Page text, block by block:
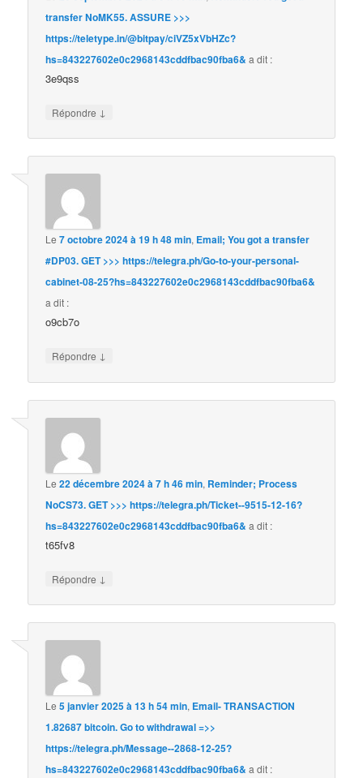
transfer NoMK55. ASSURE >>>
https://teletype.in/@bitpay/ciVZ5xVbHZc?
hs=843227602e0c2968143cddfbac90fba6& a dit :
3e9qss
Répondre ↓
Le7 octobre 2024 à 19 h 48 min, Email; You got a transfer
#DP03. GET >>> https://telegra.ph/Go-to-your-personal-
cabinet-08-25?hs=843227602e0c2968143cddfbac90fba6&
a dit :
o9cb7o
Répondre ↓
Le22 décembre 2024 à 7 h 46 min, Reminder; Process
NoCS73. GET >>> https://telegra.ph/Ticket--9515-12-16?
hs=843227602e0c2968143cddfbac90fba6& a dit :
t65fv8
Répondre ↓
Le5 janvier 2025 à 13 h 54 min, Email- TRANSACTION
1.82687 bitcoin. Go to withdrawal =>>
https://telegra.ph/Message--2868-12-25?
hs=843227602e0c2968143cddfbac90fba6& a dit :